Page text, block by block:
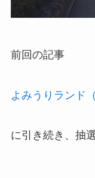
前回の記事
よみうりランド
に引き続き、抽